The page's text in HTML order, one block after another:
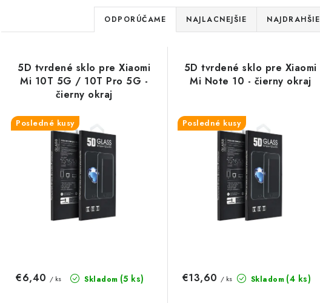
R
a
d
e
i
e
p
r
o
u
ODPORÚČAME NAJLACNEJŠIE NAJDRAHŠIE
5D tvrdené sklo pre Xiaomi
Mi 10T 5G / 10T Pro 5G -
čierny okraj
Posledné kusy
Skladom (5 ks)
€6,40 / ks
5D tvrdené sklo pre Xiaomi
Mi Note 10 - čierny okraj
Posledné kusy
Skladom (4 ks)
€13,60 / ks